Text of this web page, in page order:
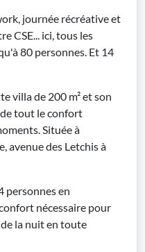
journée récréative et
CSE... ici, tous les
80 personnes. Et 14
villa de 200 m² et son
de tout le confort
Située à
avenue des Letchis à
personnes en
nécessaire pour
la nuit en toute